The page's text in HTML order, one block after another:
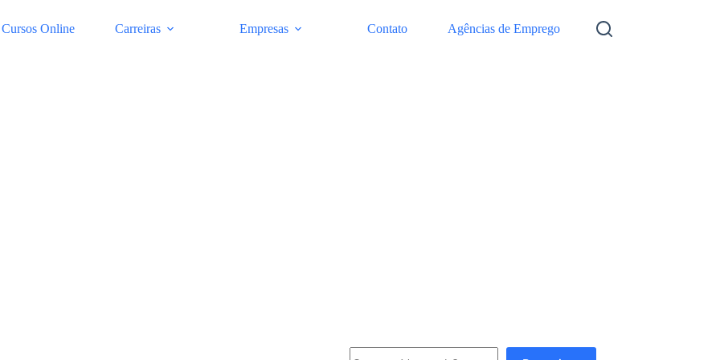
Cursos Online Carreiras Empresas Contato Agências de Emprego